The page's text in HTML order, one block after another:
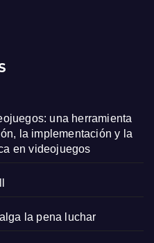
una herramienta
la implementación y la
en videojuegos
la pena luchar